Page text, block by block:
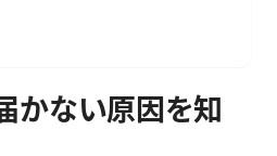
かない原因を知